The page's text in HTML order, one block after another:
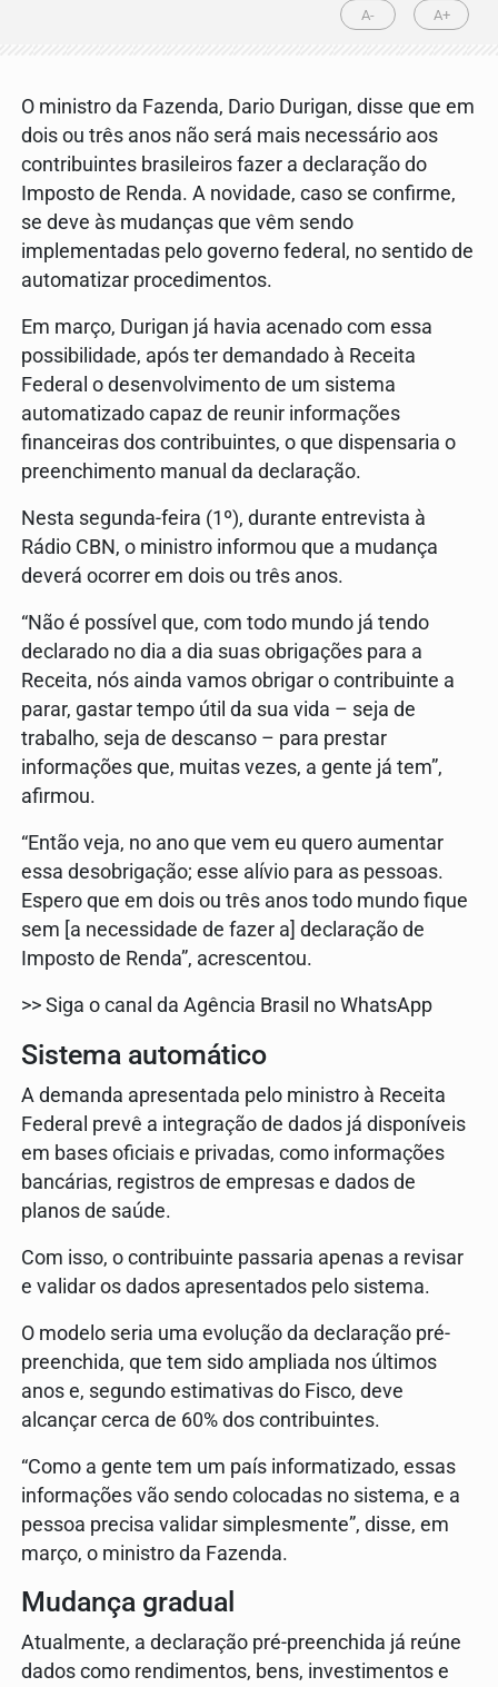
A- A+
O ministro da Fazenda, Dario Durigan, disse que em
dois ou três anos não será mais necessário aos
contribuintes brasileiros fazer a declaração do
Imposto de Renda. A novidade, caso se confirme,
se deve às mudanças que vêm sendo
implementadas pelo governo federal, no sentido de
automatizar procedimentos.
Em março, Durigan já havia acenado com essa
possibilidade, após ter demandado à Receita
Federal o desenvolvimento de um sistema
automatizado capaz de reunir informações
financeiras dos contribuintes, o que dispensaria o
preenchimento manual da declaração.
Nesta segunda-feira (1º), durante entrevista à
Rádio CBN, o ministro informou que a mudança
deverá ocorrer em dois ou três anos.
“Não é possível que, com todo mundo já tendo
declarado no dia a dia suas obrigações para a
Receita, nós ainda vamos obrigar o contribuinte a
parar, gastar tempo útil da sua vida – seja de
trabalho, seja de descanso – para prestar
informações que, muitas vezes, a gente já tem”,
afirmou.
“Então veja, no ano que vem eu quero aumentar
essa desobrigação; esse alívio para as pessoas.
Espero que em dois ou três anos todo mundo fique
sem [a necessidade de fazer a] declaração de
Imposto de Renda”, acrescentou.
>> Siga o canal da Agência Brasil no WhatsApp
Sistema automático
A demanda apresentada pelo ministro à Receita
Federal prevê a integração de dados já disponíveis
em bases oficiais e privadas, como informações
bancárias, registros de empresas e dados de
planos de saúde.
Com isso, o contribuinte passaria apenas a revisar
e validar os dados apresentados pelo sistema.
O modelo seria uma evolução da declaração pré-
preenchida, que tem sido ampliada nos últimos
anos e, segundo estimativas do Fisco, deve
alcançar cerca de 60% dos contribuintes.
“Como a gente tem um país informatizado, essas
informações vão sendo colocadas no sistema, e a
pessoa precisa validar simplesmente”, disse, em
março, o ministro da Fazenda.
Mudança gradual
Atualmente, a declaração pré-preenchida já reúne
dados como rendimentos, bens, investimentos e